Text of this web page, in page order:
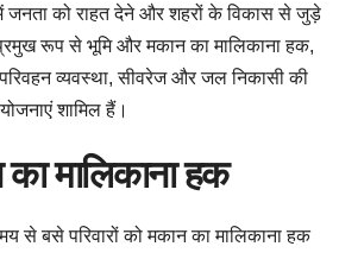
जनता को राहत देने और शहरों के विकास से जुड़े
रूप से भूमि और मकान का मालिकाना हक,
व्यवस्था, सीवरेज और जल निकासी की
शामिल हैं।
मालिकाना हक
से बसे परिवारों को मकान का मालिकाना हक